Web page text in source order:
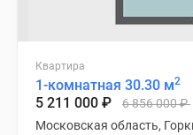
Квартира
1-комнатная 30.30 м2
5 211 000 ₽ 6 856 000₽
Московская область,